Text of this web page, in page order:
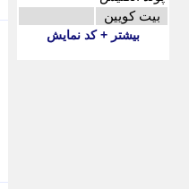
بیت کویین
بیشتر + کد نمایش